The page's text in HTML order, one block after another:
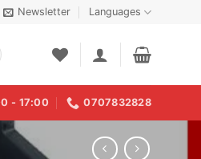
Newsletter Languages
- 17:00 0707832828